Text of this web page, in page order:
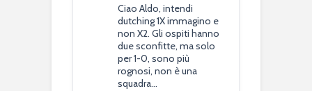
Ciao Aldo, intendi
dutching 1X immagino e
non X2. Gli ospiti hanno
due sconfitte, ma solo
per 1-0, sono più
rognosi, non è una
squadra…